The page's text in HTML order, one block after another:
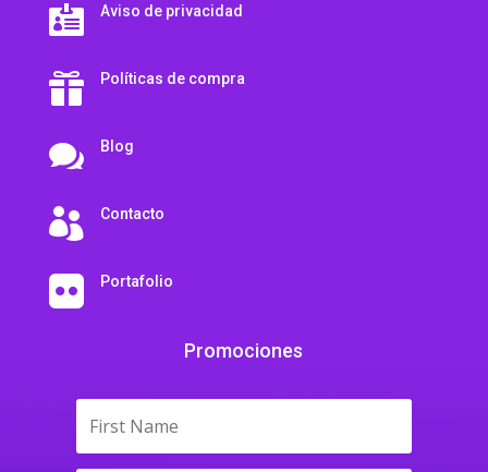
 Aviso de privacidad
 Políticas de compra
 Blog
 Contacto
 Portafolio
Promociones